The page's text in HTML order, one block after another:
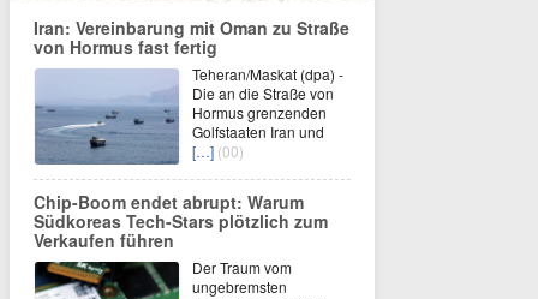
Iran: Vereinbarung mit Oman zu Straße
von Hormus fast fertig
Teheran/Maskat (dpa) -
Die an die Straße von
Hormus grenzenden
Golfstaaten Iran und
[…] (00)
Chip-Boom endet abrupt: Warum
Südkoreas Tech-Stars plötzlich zum
Verkaufen führen
Der Traum vom
ungebremsten